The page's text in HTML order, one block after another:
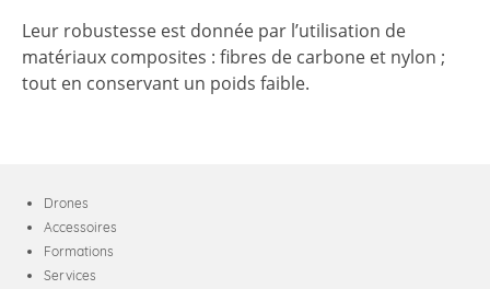
Leur robustesse est donnée par l’utilisation de
matériaux composites : fibres de carbone et nylon ;
tout en conservant un poids faible.
Drones
Accessoires
Formations
Services